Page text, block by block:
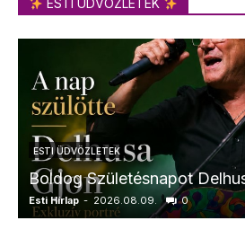
ESTI ÜDVÖZLETEK
ESTI ÜDVÖZLETEK
Boldog Születésnapot
Esti Hírlap - 2026.08.09. 0